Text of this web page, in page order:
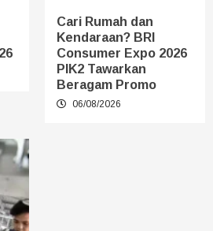
Cari Rumah dan
Kendaraan? BRI
Consumer Expo 2026
PIK2 Tawarkan
Beragam Promo
06/08/2026